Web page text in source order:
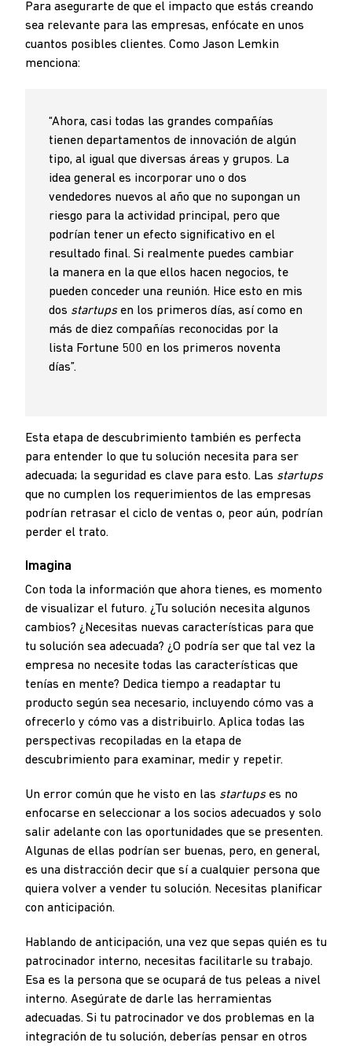
Para asegurarte de que el impacto que estás creando
sea relevante para las empresas, enfócate en unos
cuantos posibles clientes. Como Jason Lemkin
menciona:
“Ahora, casi todas las grandes compañías
tienen departamentos de innovación de algún
tipo, al igual que diversas áreas y grupos. La
idea general es incorporar uno o dos
vendedores nuevos al año que no supongan un
riesgo para la actividad principal, pero que
podrían tener un efecto significativo en el
resultado final. Si realmente puedes cambiar
la manera en la que ellos hacen negocios, te
pueden conceder una reunión. Hice esto en mis
dos startupsen los primeros días, así como en
más de diez compañías reconocidas por la
lista Fortune 500 en los primeros noventa
días”.
Esta etapa de descubrimiento también es perfecta
para entender lo que tu solución necesita para ser
adecuada; la seguridad es clave para esto. Las startups
que no cumplen los requerimientos de las empresas
podrían retrasar el ciclo de ventas o, peor aún, podrían
perder el trato.
Imagina
Con toda la información que ahora tienes, es momento
de visualizar el futuro. ¿Tu solución necesita algunos
cambios? ¿Necesitas nuevas características para que
tu solución sea adecuada? ¿O podría ser que tal vez la
empresa no necesite todas las características que
tenías en mente? Dedica tiempo a readaptar tu
producto según sea necesario, incluyendo cómo vas a
ofrecerlo y cómo vas a distribuirlo. Aplica todas las
perspectivas recopiladas en la etapa de
descubrimiento para examinar, medir y repetir.
Un error común que he visto en las startupses no
enfocarse en seleccionar a los socios adecuados y solo
salir adelante con las oportunidades que se presenten.
Algunas de ellas podrían ser buenas, pero, en general,
es una distracción decir que sí a cualquier persona que
quiera volver a vender tu solución. Necesitas planificar
con anticipación.
Hablando de anticipación, una vez que sepas quién es tu
patrocinador interno, necesitas facilitarle su trabajo.
Esa es la persona que se ocupará de tus peleas a nivel
interno. Asegúrate de darle las herramientas
adecuadas. Si tu patrocinador ve dos problemas en la
integración de tu solución, deberías pensar en otros